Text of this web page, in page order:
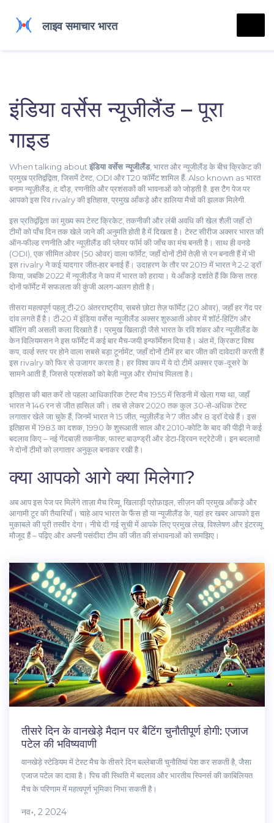
इंडिया वर्सेस न्यूजीलैंड – पूरा
गाइड
When talking about इंडिया वर्सेस न्यूजीलैंड, भारत और न्यूजीलैंड के बीच क्रिकेट की
प्रमुख प्रतिद्वंद्विता, जिसमें टेस्ट, ODI और T20 फॉर्मेट शामिल हैं. Also known asभारत
बनाम न्यूज़ीलैंड , it दौड़, रणनीति और प्रशंसकों की भावनाओं को जोड़ती है. इस टैग पेज पर
आपको इस रिव rivalry की इतिहास, प्रमुख आँकड़े और हालिया मैचों की झलक मिलेगी.
इस प्रतिद्वंद्विता का मुख्य रूपटेस्ट क्रिकेट, तकनीकी और लंबी अवधि की खेल शैली जहाँ दो
टीमों को पाँच दिन तक खेले जाने की अनुमति होती हैमें दिखता है। टेस्ट सीरीज अक्सर भारत की
ऑन‑फील्ड रणनीति और न्यूज़ीलैंड की प्लेयर फॉर्म की जाँच का मंच बनती है। साथ हीवनडे
(ODI) एक सीमित ओवर (50 ओवर) वाला फॉर्मेट, जहाँ दोनों टीमें तेज़ी से रन बनाती हैंमें भी
इस rivalry ने कई यादगार जीत‑हार बनाई हैं। उदाहरण के तौर पर 2019 में भारत ने 2‑2 ड्रॉ
किया, जबकि 2022 में न्यूजीलैंड ने कप में भारत को हराया। ये आँकड़े दर्शाते हैं कि किस तरह
दोनों फॉर्मेट में सफलता की कुंजी अलग‑अलग होती है।
तीसरा महत्वपूर्ण पहलूटी‑20 अंतरराष्ट्रीय, सबसे छोटा तेज़ फॉर्मेट (20 ओवर), जहाँ हर गेंद पर
दांव लगते हैंहै। टी‑20 में इंडिया वर्सेस न्यूजीलैंड अक्सर शुरुआती ओवर में शॉर्ट‑हिटिंग और
बॉलिंग की असली कला दिखाते हैं। प्रमुख खिलाड़ी जैसे भारत के रवि शंकर और न्यूजीलैंड के
केन विलियमसन ने इस फॉर्मेट में कई बार मैच‑जयी इन्फॉर्मेशन दिया है। अंत में, क्रिकट विश्व
कप, वर्ल्ड स्तर पर होने वाला सबसे बड़ा टूर्नामेंट, जहाँ दोनों टीमें हर बार जीत की दावेदारी करती हैं
इस rivalry को फिर से उजागर करता है। हर विश्व कप में ये दो टीमें अक्सर एक-दूसरे के
सामने आती हैं, जिससे प्रशंसकों को बेज़ी न्यूज़ और रोमांच मिलता है।
इतिहास की बात करें तो पहला आधिकारिक टेस्ट मैच 1955 में सिडनी में खेला गया था, जहाँ
भारत ने 146 रन से जीत हासिल की। तब से लेकर 2020 तक कुल 30‑से‑अधिक टेस्ट
लगातार खेले जा चुके हैं, जिनमें भारत ने 15 जीत, न्यूज़ीलैंड ने 7 जीत और 8 ड्रॉ देखे हैं। इस
इतिहास में 1983 का दशक, 1990 के शुरूआती साल और 2010‑कोटि के बाद की पीढ़ी ने कई
बदलाव किए – नई गेंदबाज़ी तकनीक, फास्ट बाउण्ड्री और डेटा‑ड्रिवन स्ट्रेटेजी। इन बदलावों
ने दोनों टीमों को लगातार अनुकूल बनाकर रखी है।
क्या आपको आगे क्या मिलेगा?
अब आप इस पेज पर मिलेंगे ताज़ा मैच रिव्यू, खिलाड़ी प्रोफ़ाइल, सीज़न की प्रमुख आँकड़े और
आगामी टूर की तैयारियाँ। चाहे आप भारत के फैंस हों या न्यूजीलैंड के, यहां हर खबर आपको इस
मुकाबले की पूरी तस्वीर देगा। नीचे दी गई सूची में आपके लिए प्रमुख लेख, विश्लेषण और इंटरव्यू
मौजूद हैं – पढ़िए और अपनी पसंदीदा टीम की जीत की संभावनाओं को समझिए।
तीसरे दिन के वानखेड़े मैदान पर बैटिंग चुनौतीपूर्ण होगी: एजाज
पटेल की भविष्यवाणी
वानखेड़े स्टेडियम में टेस्ट मैच के तीसरे दिन बल्लेबाजी चुनौतियां पेश कर सकती है, जैसा
एजाज पटेल का दावा है। पिच की स्थिति में बदलाव और भारतीय स्पिनर्स की काबिलियत
मैच के परिणाम में महत्वपूर्ण भूमिका निभा सकती है।
नव॰, 2 2024